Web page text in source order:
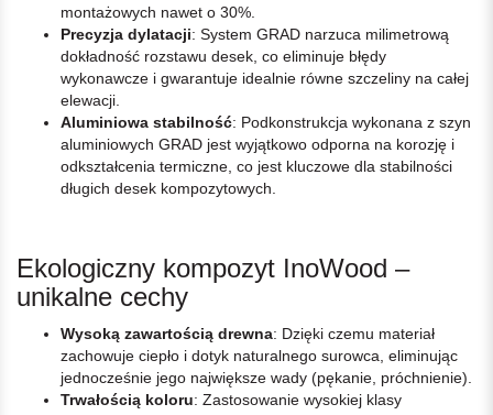
montażowych nawet o 30%.
Precyzja dylatacji: System GRAD narzuca milimetrową
dokładność rozstawu desek, co eliminuje błędy
wykonawcze i gwarantuje idealnie równe szczeliny na całej
elewacji.
Aluminiowa stabilność: Podkonstrukcja wykonana z szyn
aluminiowych GRAD jest wyjątkowo odporna na korozję i
odkształcenia termiczne, co jest kluczowe dla stabilności
długich desek kompozytowych.
Ekologiczny kompozyt InoWood –
unikalne cechy
Wysoką zawartością drewna: Dzięki czemu materiał
zachowuje ciepło i dotyk naturalnego surowca, eliminując
jednocześnie jego największe wady (pękanie, próchnienie).
Trwałością koloru: Zastosowanie wysokiej klasy